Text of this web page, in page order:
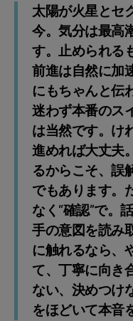
太陽が火星とセ
今。気分は最高
す。止められる
前進は自然に加
にもちゃんと伝
迷わず本番のス
は当然です。け
進めれば大丈夫
るからこそ、誤
でもあります。
なく“確認”で。
手の意図を読み
に触れるなら、
て、丁寧に向き
ない、決めつけ
をほどいて本音